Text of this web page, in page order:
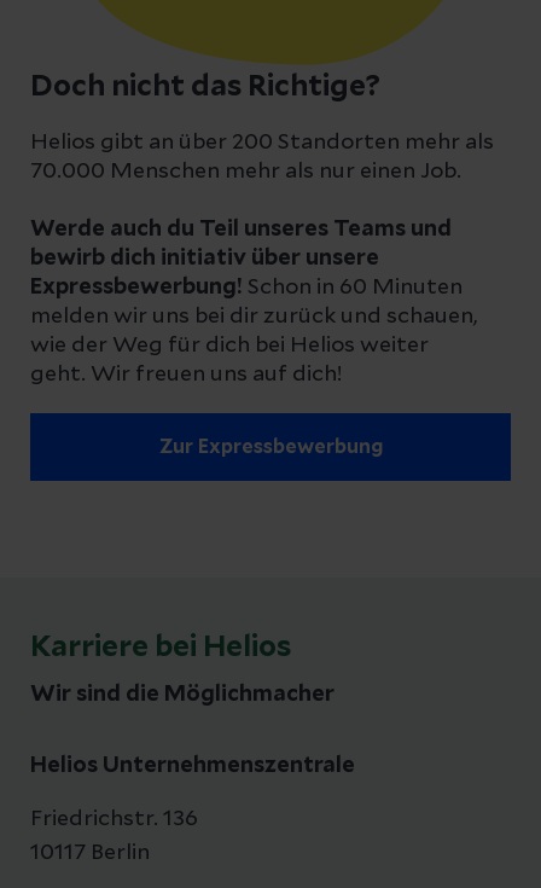
Doch nicht das Richtige?
Helios gibt an über 200 Standorten mehr als
70.000 Menschen mehr als nur einen Job.
Werde auch du Teil unseres Teams und
bewirb dich initiativ über unsere
Expressbewerbung! Schon in 60 Minuten
melden wir uns bei dir zurück und schauen,
wie der Weg für dich bei Helios weiter
geht. Wir freuen uns auf dich!
Zur Expressbewerbung
Karriere bei Helios
Wir sind die Möglichmacher
Helios Unternehmenszentrale
Friedrichstr. 136
10117 Berlin